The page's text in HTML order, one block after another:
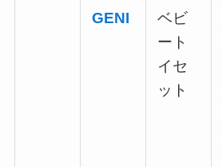
GENI
ベビ
ート
イセ
ット